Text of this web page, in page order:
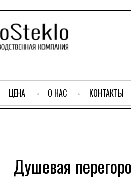
ЦЕНА О НАС КОНТАКТЫ
Душевая